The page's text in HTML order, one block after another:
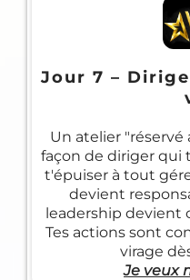
Jour 7 –
Un atelier "réservé
façon de diriger qui
t'épuiser à tout
devient
leadership devient
Tes actions sont
virage
Je veux